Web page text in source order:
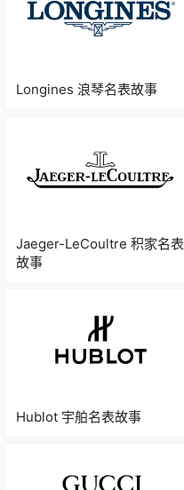
Longines 浪琴名表故事
Jaeger-LeCoultre 积家名表
故事
Hublot 宇舶名表故事